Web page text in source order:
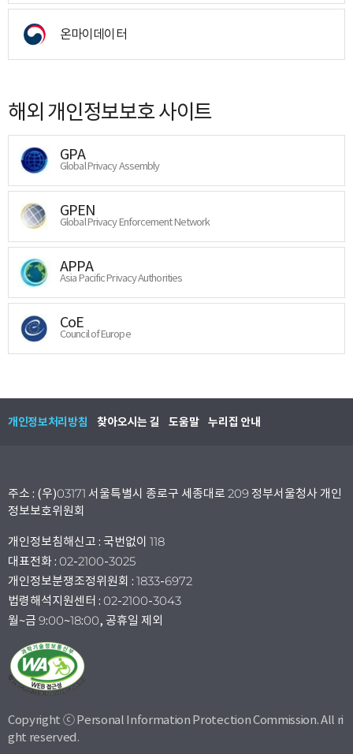
온마이데이터
해외 개인정보보호 사이트
GPA
Global Privacy Assembly
GPEN
Global Privacy Enforcement Network
APPA
Asia Pacific Privacy Authorities
CoE
Council of Europe
개인정보처리방침 찾아오시는 길 도움말 누리집 안내
주소 : (우)03171 서울특별시 종로구 세종대로 209 정부서울청사 개인
정보보호위원회
개인정보침해신고 : 국번없이 118
대표전화 : 02-2100-3025
개인정보분쟁조정위원회 : 1833-6972
법령해석지원센터 : 02-2100-3043
월~금 9:00~18:00, 공휴일 제외
Copyright ⓒ Personal Information Protection Commission. All ri
ght reserved.